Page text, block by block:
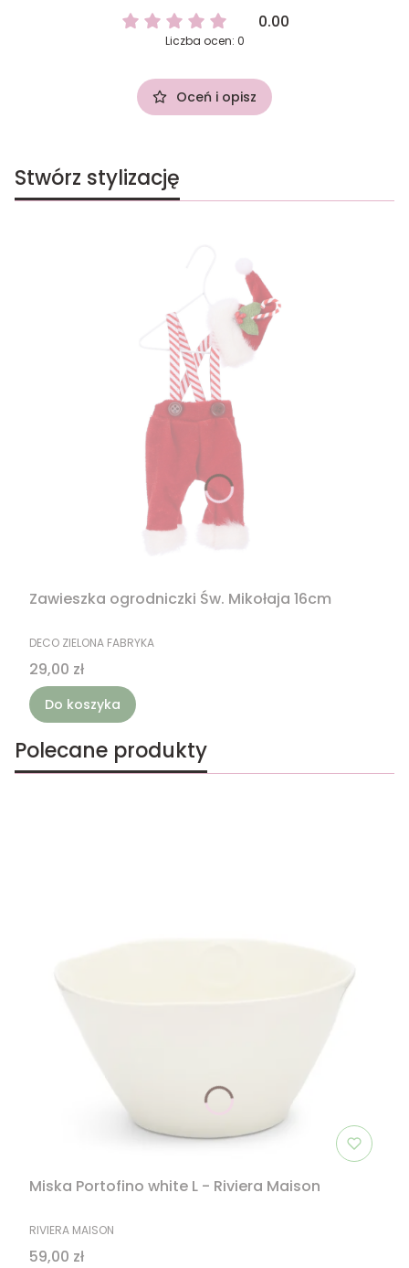
0.00
Liczba ocen: 0
Oceń i opisz
Stwórz stylizację
Zawieszka ogrodniczki Św. Mikołaja 16cm
PRODUCENT
DECO ZIELONA FABRYKA
Cena
29,00 zł
Do koszyka
Polecane produkty
Miska Portofino white L - Riviera Maison
PRODUCENT
RIVIERA MAISON
Cena
59,00 zł